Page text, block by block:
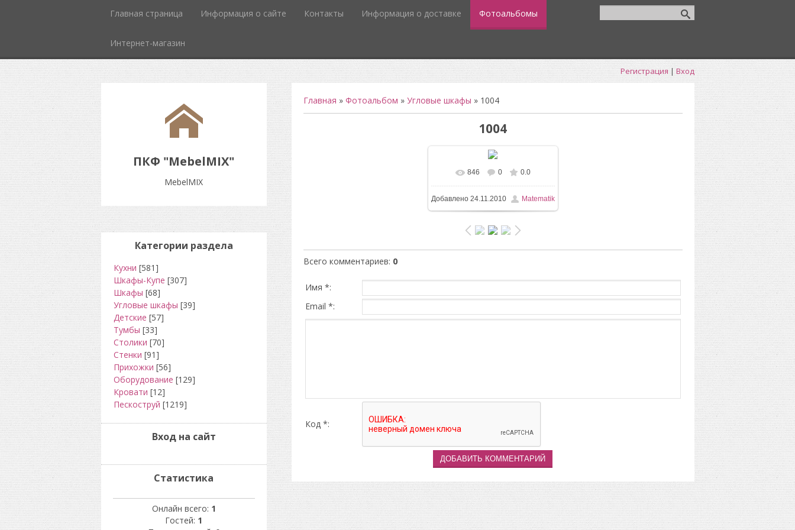
Главная страница Информация о сайте Контакты Информация о доставке Фотоальбомы
Интернет-магазин
Регистрация | Вход
ПКФ "MebelMIX"
MebelMIX
Главная » Фотоальбом » Угловые шкафы » 1004
1004
В реальном размере 538x861
/ 54.7Kb
846 0 0.0
Добавлено24.11.2010 Matematik
Всего комментариев: 0
Имя *:
Email *:
Код *:
Категории раздела
Кухни [581]
Шкафы-Купе [307]
Шкафы [68]
Угловые шкафы [39]
Детские [57]
Тумбы [33]
Столики [70]
Стенки [91]
Прихожки [56]
Оборудование [129]
Кровати [12]
Пескоструй [1219]
Вход на сайт
Статистика
Онлайн всего: 1
Гостей: 1